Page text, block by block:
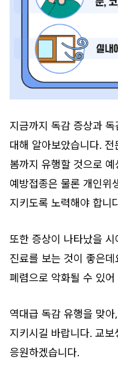
지금까지 독감 증상과
대해 알아보았습니다.
봄까지 유행할 것으로
예방접종은 물론 개인위
지키도록 노력해야 합니
또한 증상이 나타났을
진료를 보는 것이 좋은
폐렴으로 악화될 수 있
역대급 독감 유행을 맞
지키시길 바랍니다. 교
응원하겠습니다.